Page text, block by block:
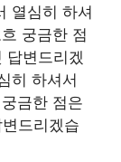
열심히 하셔
궁금한 점
답변드리겠
히 하셔서
금한 점은
드리겠습